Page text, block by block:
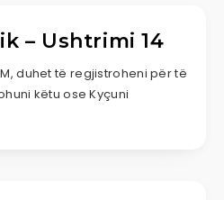
– Ushtrimi 14
duhet të regjistroheni për të
këtu ose Kyçuni